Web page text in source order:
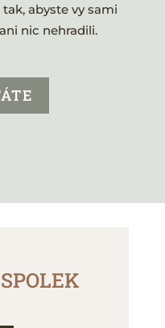
abyste vy sami
nic nehradili.